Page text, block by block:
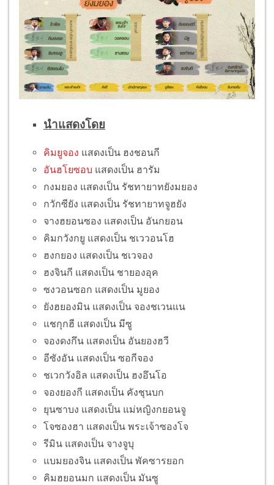
นำแสดงโดย
คิมยูจอง แสดงเป็น ฮงชอนกี
อันฮโยซอบ แสดงเป็น ฮารัม
กงมยอง แสดงเป็น รัชทายาทยังมยอง
กวักซียัง แสดงเป็น รัชทายาทจูฮยัง
จางฮยอนซอง แสดงเป็น อันกยอน
คิมกวังกยู แสดงเป็น ชเววอนโฮ
ฮงกยอง แสดงเป็น ชเวจอง
ฮงจินกี แสดงเป็น ชายองอุค
ซงวอนซอก แสดงเป็น มูยอง
ยังฮยองมิน แสดงเป็น จองชเวนแน
แชกุกฮี แสดงเป็น มีซู
จองดงกึน แสดงเป็น อันยองฮวี
อีซังอัน แสดงเป็น ซอกีจอง
ชเวกวังอิล แสดงเป็น ฮงอึนโอ
จองยองกี แสดงเป็น คังชุนบก
ยุนซาบง แสดงเป็น แม่หญิงกยอนจู
โจซองฮา แสดงเป็น พระเจ้าซองโจ
รีมิน แสดงเป็น จางจูบุ
แบมยองจิน แสดงเป็น พัคซารยอก
คิมฮยอนมก แสดงเป็น มันซู